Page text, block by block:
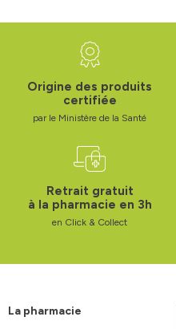
Origine des produits
certifiée
par le Ministère de la Santé
Retrait gratuit
à la pharmacie en 3h
en Click & Collect
La pharmacie